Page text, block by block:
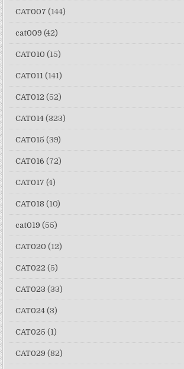
CAT007 (144)
cat009 (42)
CAT010 (15)
CAT011 (141)
CAT012 (52)
CAT014 (323)
CAT015 (39)
CAT016 (72)
CAT017 (4)
CAT018 (10)
cat019 (55)
CAT020 (12)
CAT022 (5)
CAT023 (33)
CAT024 (3)
CAT025 (1)
CAT029 (82)